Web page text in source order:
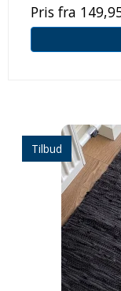
Pris fra
Tilbud